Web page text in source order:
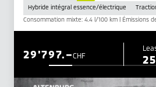
Hybride intégral essence/électrique
Consommation mixte: 4.4 l/100 km | Émissions
CHF
29'797.–